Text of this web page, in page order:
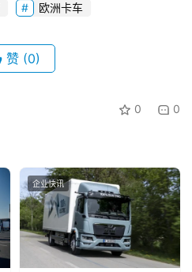
欧洲卡车
赞 (0)
0 0
企业快讯